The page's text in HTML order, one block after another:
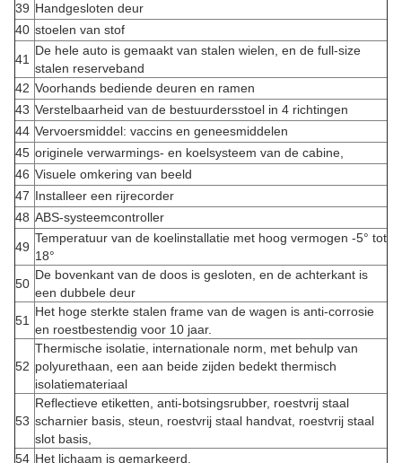
39 Handgesloten deur
40 stoelen van stof
41
De hele auto is gemaakt van stalen wielen, en de full-size
stalen reserveband
42 Voorhands bediende deuren en ramen
43 Verstelbaarheid van de bestuurdersstoel in 4 richtingen
44 Vervoersmiddel: vaccins en geneesmiddelen
45 originele verwarmings- en koelsysteem van de cabine,
46 Visuele omkering van beeld
47 Installeer een rijrecorder
48 ABS-systeemcontroller
49
Temperatuur van de koelinstallatie met hoog vermogen -5° tot
18°
50
De bovenkant van de doos is gesloten, en de achterkant is
een dubbele deur
51
Het hoge sterkte stalen frame van de wagen is anti-corrosie
en roestbestendig voor 10 jaar.
52
Thermische isolatie, internationale norm, met behulp van
polyurethaan, een aan beide zijden bedekt thermisch
isolatiemateriaal
53
Reflectieve etiketten, anti-botsingsrubber, roestvrij staal
scharnier basis, steun, roestvrij staal handvat, roestvrij staal
slot basis,
54 Het lichaam is gemarkeerd.